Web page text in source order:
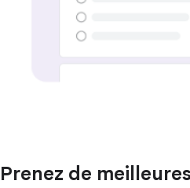
Prenez de